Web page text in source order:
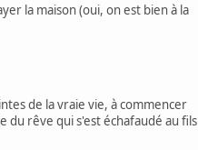
la maison (oui, on est bien à la
de la vraie vie, à commencer
rêve qui s'est échafaudé au fils